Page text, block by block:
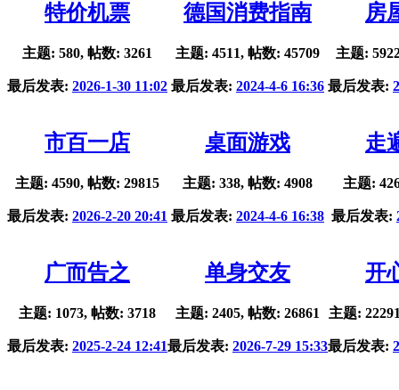
特价机票
主题: 580, 帖数: 3261
最后发表: 2026-1-30 11:02
德国消费指南
主题: 4511, 帖数: 45709
最后发表: 2024-4-6 16:36
房
主题:
最后发表:
市百一店
主题: 4590, 帖数: 29815
最后发表: 2026-2-20 20:41
桌面游戏
主题: 338, 帖数: 4908
最后发表: 2024-4-6 16:38
走
主题:
最后发表:
广而告之
主题: 1073, 帖数: 3718
最后发表: 2025-2-24 12:41
单身交友
主题: 2405, 帖数: 26861
最后发表: 2026-7-29 15:33
开
主题:
最后发表: